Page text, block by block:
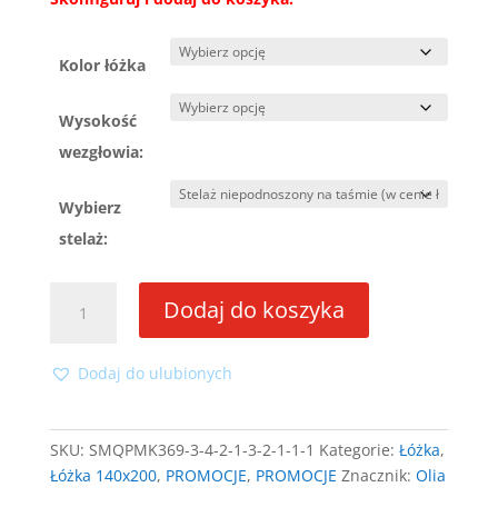
Kolor łóżka
Wysokość
wezgłowia:
Wybierz
stelaż:
Łóżko
140x200
Dodaj do koszyka
Dodaj do ulubionych
SKU: SMQPMK369-3-4-2-1-3-2-1-1-1 Kategorie: Łóżka,
Łóżka 140x200, PROMOCJE, PROMOCJE Znacznik: Olia